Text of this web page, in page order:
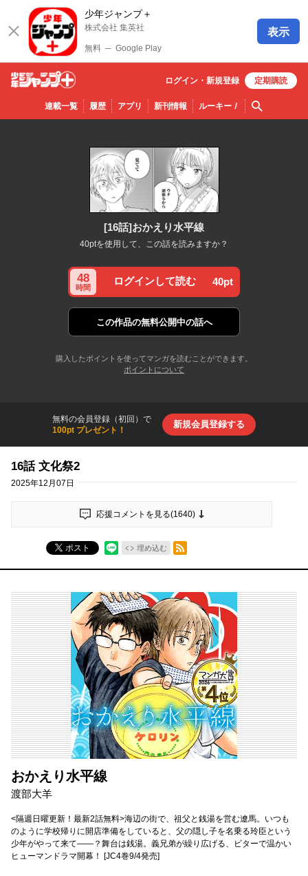
少年ジャンプ＋
株式会社 集英社
無料 ─ Google Play
表示
少年ジ
ャンプ
連載一覧 履歴 アプリ 新刊情報 ルーキー！ 検索
ログイン・ 新規登録 定期購読
[16話]おかえり水平線
40ptを使用して、この話を読みますか？
48
時間
ログインして読む 40pt
この作品の無料公開中の話へ
購入したポイントを使ってマンガを読むことができます。
ポイントについて
無料の会員登録（初回）で
100pt プレゼント！
新規会員登録する
16話 文化祭2
2025年12月07日
応援コメントを見る(1640)
ポスト 埋め込む
RSSフィード
おかえり水平線
渡部大羊
<隔週日曜更新！最新2話無料>海辺の街で、祖父と銭湯を営む遼馬。いつも
のように学校帰りに開店準備をしていると、父の隠し子を名乗る玲臣という
少年がやって来て――？舞台は銭湯。義兄弟が繰り広げる、ビターで温かい
ヒューマンドラマ開幕！ [JC4巻9/4発売]